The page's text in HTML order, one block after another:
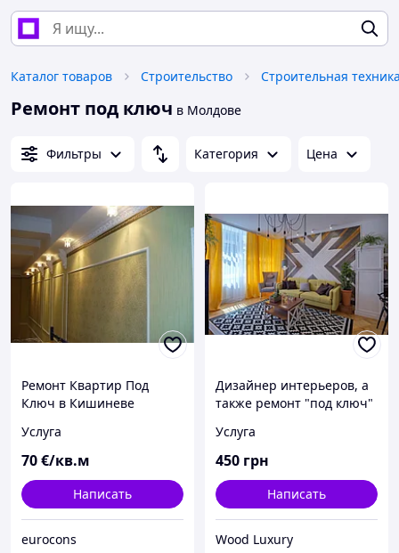
Каталог товаров Строительство
Ремонт под ключ в Молдове
Фильтры Категория Цена
Ремонт Квартир Под
Ключ в Кишиневе
Услуга
70€/кв.м
Написать
eurocons
Дизайнер интерьеров, а
также ремонт "под ключ"
Услуга
450 грн
Написать
Wood Luxury